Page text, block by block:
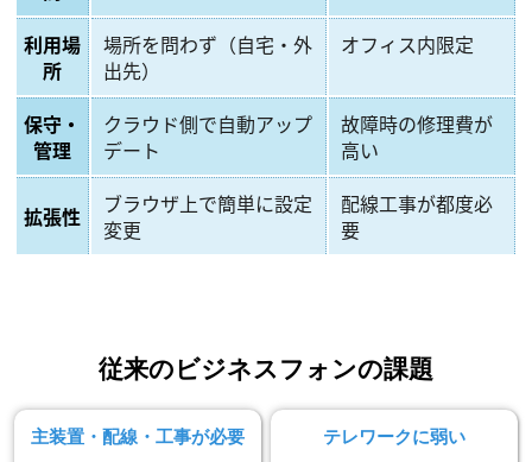
利用場
所
場所を問わず（自宅・外
出先）
オフィス内限定
保守・
管理
クラウド側で自動アップ
デート
故障時の修理費が
高い
拡張性
ブラウザ上で簡単に設定
変更
配線工事が都度必
要
従来のビジネスフォンの課題
主装置・配線・工事が必要 テレワークに弱い